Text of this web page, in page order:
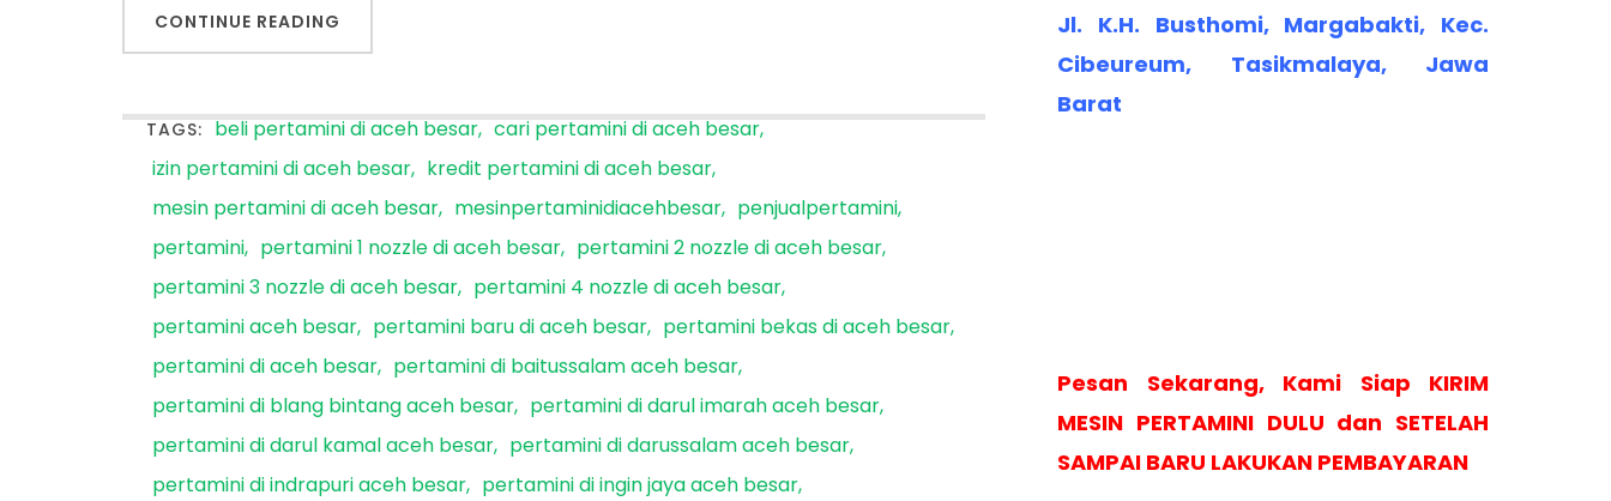
CONTINUE READING
TAGS: beli pertamini di aceh besar cari pertamini di aceh besar
izin pertamini di aceh besar
kredit pertamini di aceh besar
mesin pertamini di aceh besar
mesinpertaminidiacehbesar
penjualpertamini
pertamini
pertamini 1 nozzle di aceh besar
pertamini 2 nozzle di aceh besar
pertamini 3 nozzle di aceh besar
pertamini 4 nozzle di aceh besar
pertamini aceh besar
pertamini baru di aceh besar
pertamini bekas di aceh besar
pertamini di aceh besar
pertamini di baitussalam aceh besar
pertamini di blang bintang aceh besar
pertamini di darul imarah aceh besar
pertamini di darul kamal aceh besar
pertamini di darussalam aceh besar
pertamini di indrapuri aceh besar
pertamini di ingin jaya aceh besar
Jl. K.H. Busthomi, Margabakti, Kec.
Cibeureum, Tasikmalaya, Jawa
Barat
Pesan Sekarang, Kami Siap KIRIM
MESIN PERTAMINI DULU dan SETELAH
SAMPAI BARU LAKUKAN PEMBAYARAN